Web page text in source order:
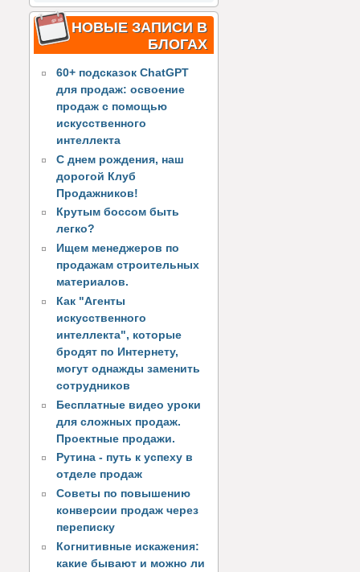
НОВЫЕ ЗАПИСИ В
БЛОГАХ
60+ подсказок ChatGPT
для продаж: освоение
продаж с помощью
искусственного
интеллекта
С днем рождения, наш
дорогой Клуб
Продажников!
Крутым боссом быть
легко?
Ищем менеджеров по
продажам строительных
материалов.
Как "Агенты
искусственного
интеллекта", которые
бродят по Интернету,
могут однажды заменить
сотрудников
Бесплатные видео уроки
для сложных продаж.
Проектные продажи.
Рутина - путь к успеху в
отделе продаж
Советы по повышению
конверсии продаж через
переписку
Когнитивные искажения:
какие бывают и можно ли